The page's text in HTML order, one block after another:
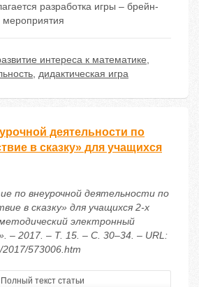
разработка игры – брейн-
мероприятия
интереса к математике,
, дидактическая игра
деятельности по
в сказку» для учащихся
по внеурочной деятельности по
в сказку» для учащихся 2-х
электронный
– 2017. – Т. 15. – С. 30–34. – URL:
573006.htm
Полный текст статьи